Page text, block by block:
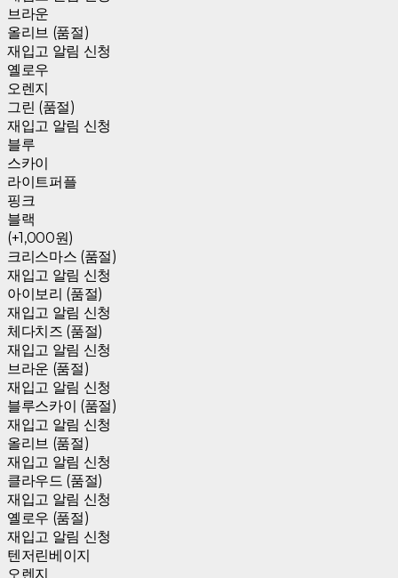
브라운
올리브 (품절)
재입고 알림 신청
옐로우
오렌지
그린 (품절)
재입고 알림 신청
블루
스카이
라이트퍼플
핑크
블랙
(+1,000원)
크리스마스 (품절)
재입고 알림 신청
아이보리 (품절)
재입고 알림 신청
체다치즈 (품절)
재입고 알림 신청
브라운 (품절)
재입고 알림 신청
블루스카이 (품절)
재입고 알림 신청
올리브 (품절)
재입고 알림 신청
클라우드 (품절)
재입고 알림 신청
옐로우 (품절)
재입고 알림 신청
텐저린베이지
오렌지